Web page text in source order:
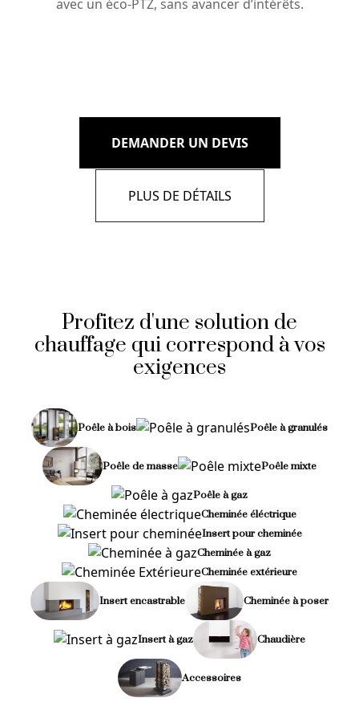
avec un éco-PTZ, sans avancer d’intérêts.
DEMANDER UN DEVIS
PLUS DE DÉTAILS
Profitez d'une solution de
chauffage qui correspond à vos
exigences
Poêle à bois Poêle à granulés
Poêle de masse Poêle mixte
Poêle à gaz
Cheminée éléctrique
Insert pour cheminée
Cheminée à gaz
Cheminée extérieure
Insert encastrable Cheminée à poser
Insert à gaz Chaudière
Accessoires